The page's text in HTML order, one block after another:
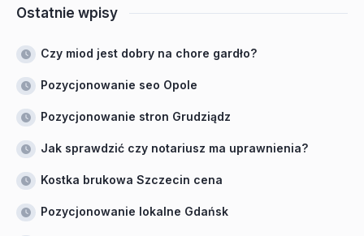
Ostatnie wpisy
Czy miod jest dobry na chore gardło?
Pozycjonowanie seo Opole
Pozycjonowanie stron Grudziądz
Jak sprawdzić czy notariusz ma uprawnienia?
Kostka brukowa Szczecin cena
Pozycjonowanie lokalne Gdańsk